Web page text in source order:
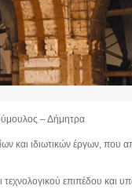
– Δήμητρα
και ιδιωτικών έργων, που
επιπέδου και